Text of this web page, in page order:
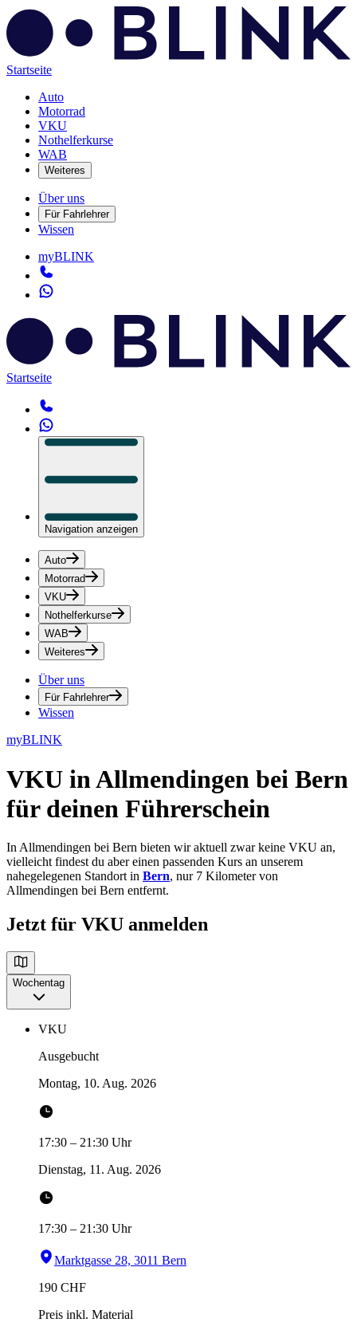
Startseite
Auto
Motorrad
VKU
Nothelferkurse
WAB
Weiteres
Über uns
Für Fahrlehrer
Wissen
myBLINK
Startseite
Navigation anzeigen
Auto
Motorrad
VKU
Nothelferkurse
WAB
Weiteres
Über uns
Für Fahrlehrer
Wissen
myBLINK
VKU in Allmendingen bei Bern
für deinen Führerschein
In Allmendingen bei Bern bieten wir aktuell zwar keine VKU an,
vielleicht findest du aber einen passenden Kurs an unserem
nahegelegenen Standort in Bern, nur 7 Kilometer von
Allmendingen bei Bern entfernt.
Jetzt für VKU anmelden
Wochentag
VKU
Ausgebucht
Montag, 10. Aug. 2026
17:30 – 21:30 Uhr
Dienstag, 11. Aug. 2026
17:30 – 21:30 Uhr
Marktgasse 28, 3011 Bern
190 CHF
Preis inkl. Material